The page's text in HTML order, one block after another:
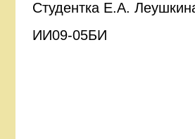
Студентка Е.А.
ИИ09-05БИ